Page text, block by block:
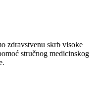
zdravstvenu skrb visoke
stručnog medicinskog